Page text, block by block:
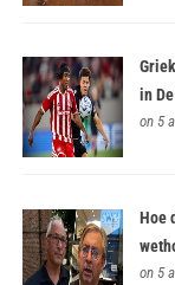
in
on 5
Hoe
on 5